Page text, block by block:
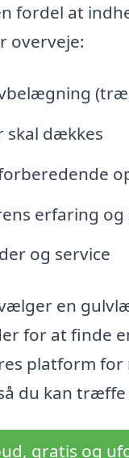
fordel at
overveje:
skal dækkes
erfaring og
og service
en
for at finde
platform
du kan
gratis og